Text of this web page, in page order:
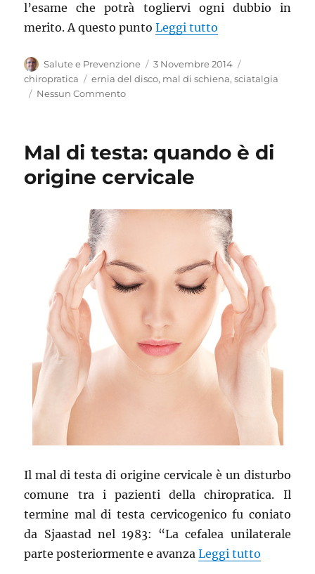
l’esame che potrà togliervi ogni dubbio in
merito. A questo puntoLeggi tutto
Autore
Salute e Prevenzione
Pubblicato
il
3 Novembre 2014
chiropratica
Tag
ernia del disco, mal di schiena,sciatalgia
Nessun Commento
Mal di testa: quando è di
origine cervicale
Il mal di testa di origine cervicale è un disturbo
comune tra i pazienti della chiropratica. Il
termine mal di testa cervicogenico fu coniato
da Sjaastad nel 1983: “La cefalea unilaterale
parte posteriormente e avanzaLeggi tutto